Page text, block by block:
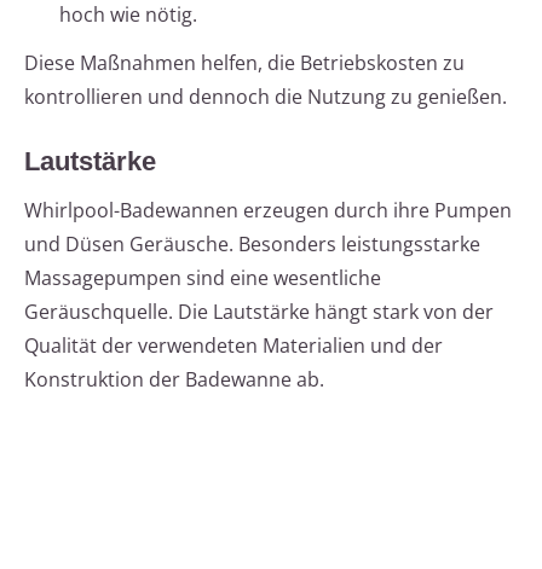
hoch wie nötig.
Diese Maßnahmen helfen, die Betriebskosten zu
kontrollieren und dennoch die Nutzung zu genießen.
Lautstärke
Whirlpool-Badewannen erzeugen durch ihre Pumpen
und Düsen Geräusche. Besonders leistungsstarke
Massagepumpen sind eine wesentliche
Geräuschquelle. Die Lautstärke hängt stark von der
Qualität der verwendeten Materialien und der
Konstruktion der Badewanne ab.